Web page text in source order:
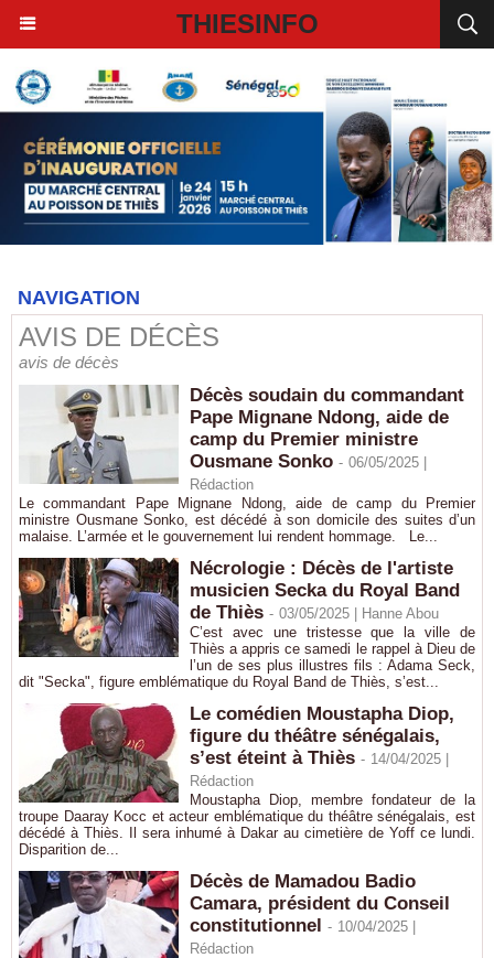
THIESINFO
NAVIGATION
AVIS DE DÉCÈS
avis de décès
Décès soudain du commandant
Pape Mignane Ndong, aide de
camp du Premier ministre
Ousmane Sonko - 06/05/2025 |
Rédaction
Le commandant Pape Mignane Ndong, aide de camp du Premier
ministre Ousmane Sonko, est décédé à son domicile des suites d’un
malaise. L’armée et le gouvernement lui rendent hommage. Le...
Nécrologie : Décès de l'artiste
musicien Secka du Royal Band
de Thiès - 03/05/2025 |
Hanne Abou
C’est avec une tristesse que la ville de
Thiès a appris ce samedi le rappel à Dieu de
l’un de ses plus illustres fils : Adama Seck,
dit "Secka", figure emblématique du Royal Band de Thiès, s’est...
Le comédien Moustapha Diop,
figure du théâtre sénégalais,
s’est éteint à Thiès - 14/04/2025 |
Rédaction
Moustapha Diop, membre fondateur de la
troupe Daaray Kocc et acteur emblématique du théâtre sénégalais, est
décédé à Thiès. Il sera inhumé à Dakar au cimetière de Yoff ce lundi.
Disparition de...
Décès de Mamadou Badio
Camara, président du Conseil
constitutionnel - 10/04/2025 |
Rédaction